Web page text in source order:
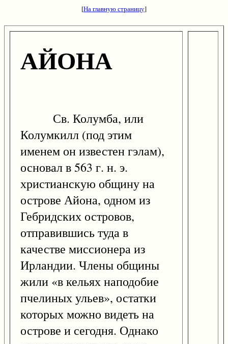
[На главную страницу]
АЙОНА
Св. Колумба, или
Колумкилл (под этим
именем он известен гэлам),
основал в 563 г. н. э.
христианскую общину на
острове Айона, одном из
Гебридских островов,
отправившись туда в
качестве миссионера из
Ирландии. Члены общины
жили «в кельях наподобие
пчелиных ульев», остатки
которых можно видеть на
острове и сегодня. Однако